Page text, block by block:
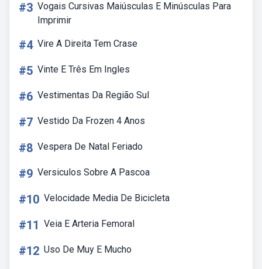
#3 Vogais Cursivas Maiúsculas E Minúsculas Para
Imprimir
#4 Vire A Direita Tem Crase
#5 Vinte E Três Em Ingles
#6 Vestimentas Da Região Sul
#7 Vestido Da Frozen 4 Anos
#8 Vespera De Natal Feriado
#9 Versiculos Sobre A Pascoa
#10 Velocidade Media De Bicicleta
#11 Veia E Arteria Femoral
#12 Uso De Muy E Mucho